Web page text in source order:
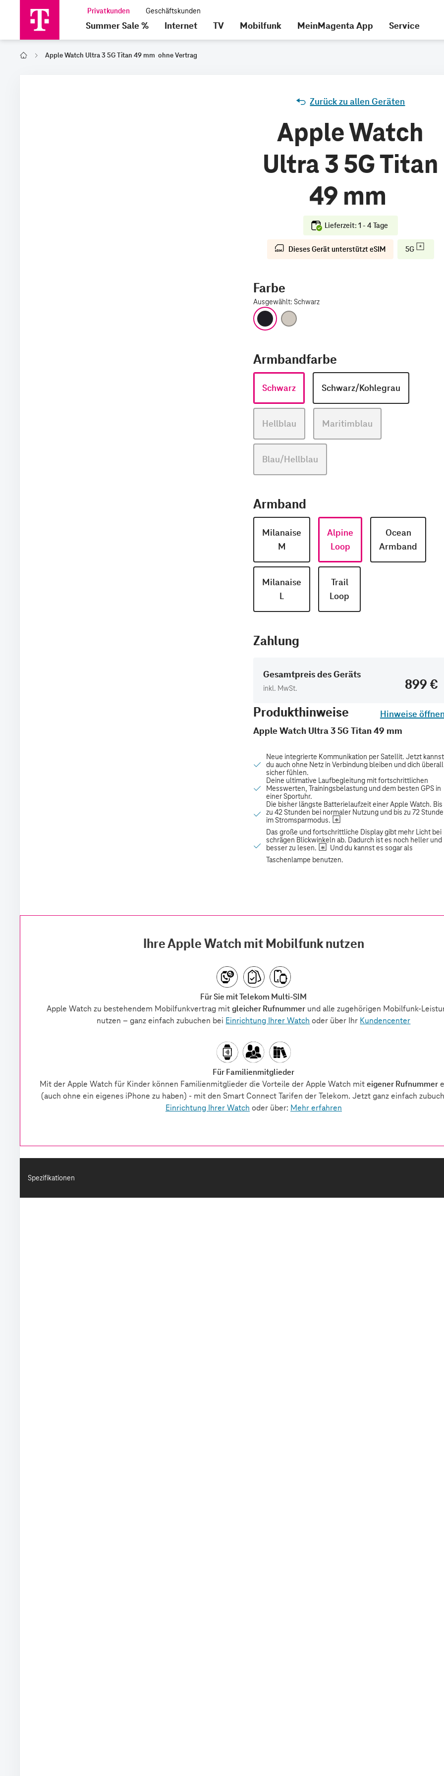
Summer Sale % Internet TV Mobilfunk MeinMagenta App Service
Home Apple Watch Ultra 3 5G Titan 49 mm ohne Vertrag
Zurück zu allen Geräten
Apple Watch
Ultra 3 5G Titan
49 mm
Lieferzeit: 1 - 4 Tage
Dieses Gerät unterstützt eSIM 5G
Farbe
Ausgewählt: Schwarz
Schwarz
Armbandfarbe
Schwarz Schwarz/Kohlegrau
Hellblau Maritimblau
Blau/Hellblau
Armband
Milanaise
M
Alpine
Loop
Ocean
Armband
Milanaise
L
Trail
Loop
Zahlung
Gesamtpreis des Geräts
inkl. MwSt.
899 €
Produkthinweise
Hinweise
Apple Watch Ultra 3 5G Titan 49 mm
Spezifikationen